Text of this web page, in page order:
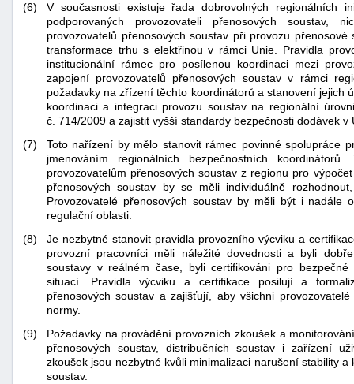
(6)
V současnosti existuje řada dobrovolných regionálních
podporovaných provozovateli přenosových soustav,
provozovatelů přenosových soustav při provozu
transformace trhu s elektřinou v rámci Unie. Pravidla
institucionální rámec pro posílenou koordinaci mezi
zapojení provozovatelů přenosových soustav v rámci
požadavky na zřízení těchto koordinátorů a stanovení
koordinaci a integraci provozu soustav na regionální
č. 714/2009 a zajistit vyšší standardy bezpečnosti dodávek v
(7)
Toto nařízení by mělo stanovit rámec povinné spolupráce
jmenováním regionálních bezpečnostních
provozovatelům přenosových soustav z regionu pro
přenosových soustav by se měli individuálně
Provozovatelé přenosových soustav by měli být i nadále
regulační oblasti.
(8)
Je nezbytné stanovit pravidla provozního výcviku a
provozní pracovníci měli náležité dovednosti a byli
soustavy v reálném čase, byli certifikováni pro
situací. Pravidla výcviku a certifikace posilují a
přenosových soustav a zajišťují, aby všichni
normy.
(9)
Požadavky na provádění provozních zkoušek a
přenosových soustav, distribučních soustav i zařízení
zkoušek jsou nezbytné kvůli minimalizaci narušení stability
soustav.
+náhrady
-